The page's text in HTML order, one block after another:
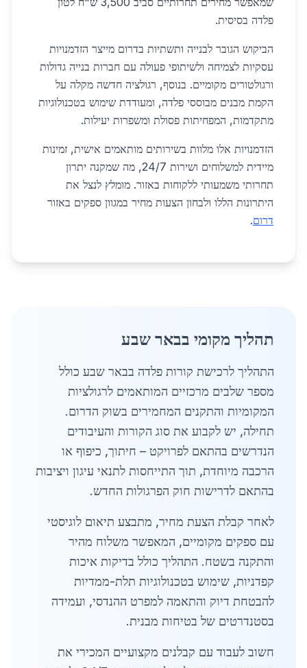
פלדה בסיסית.
הביקוש הגובר לבנייה ותשתיות בדרום מייצר הזדמנויות
עסקיות לצמיחה ולשיתופי פעולה עם חברות בנייה גדולות
ורגולטורים מקומיים. בנוסף, רגולציה חדשה מקלה על
הקמת מבנים מבוססי פלדה, ומעודדת שימוש בטכנולוגיות
מתקדמות, המפחיתות פסולת ומשפרות יעילות.
הזדמנויות אלו מלוות בשירותים מותאמים אישית, זמינות
מיידית למשלוחים ושירות 24/7, מה שמקנה יתרון
תחרותי משמעותי ללקוחות באזור. מומלץ לנצל את
היתרונות הללו ולבחון הצעות מחיר במגוון ספקים באזור
דרום.
תהליך מקומי בבאר שבע
התהליך לרכישת קורות פלדה בבאר שבע כולל
מספר שלבים מרכזיים המותאמים לרגולציות
המקומיות והתקנים המחמירים בשוק הדרום.
תחילה, יש לקבוע את סוג הקורות והעיבודים
הנדרשים בהתאם לפרויקט – חיתוך, כיפוף או
הרכבה מיוחדת, תוך התייחסות לתנאי עיגון ויציבות
בהתאם לדרישות חוק הפרגולות החדש.
לאחר קבלת הצעת מחיר, מתבצע תיאום לוגיסטי
עם ספקים מקומיים, המאפשר משלוח מהיר
והתקנה בשטח. התהליך כולל בדיקות איכות
קפדניות, שימוש בטכנולוגיות תלת-ממדיות
להבטחת דיוק והתאמה למפרט ההנדסי, ועמידה
בסטנדרטים של בטיחות מבנית.
חשוב לעבוד עם קבלנים מקצועיים המכירי את